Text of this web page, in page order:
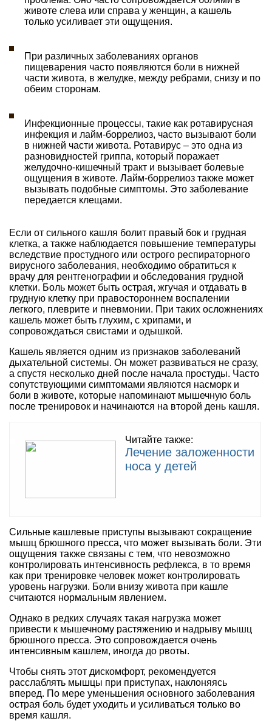
животе слева или справа у женщин, а кашель
только усиливает эти ощущения.
При различных заболеваниях органов
пищеварения часто появляются боли в нижней
части живота, в желудке, между ребрами, снизу и по
обеим сторонам.
Инфекционные процессы, такие как ротавирусная
инфекция и лайм-боррелиоз, часто вызывают боли
в нижней части живота. Ротавирус – это одна из
разновидностей гриппа, который поражает
желудочно-кишечный тракт и вызывает болевые
ощущения в животе. Лайм-боррелиоз также может
вызывать подобные симптомы. Это заболевание
передается клещами.
Если от сильного кашля болит правый бок и грудная
клетка, а также наблюдается повышение температуры
вследствие простудного или острого респираторного
вирусного заболевания, необходимо обратиться к
врачу для рентгенографии и обследования грудной
клетки. Боль может быть острая, жгучая и отдавать в
грудную клетку при правостороннем воспалении
легкого, плеврите и пневмонии. При таких осложнениях
кашель может быть глухим, с хрипами, и
сопровождаться свистами и одышкой.
Кашель является одним из признаков заболеваний
дыхательной системы. Он может развиваться не сразу,
а спустя несколько дней после начала простуды. Часто
сопутствующими симптомами являются насморк и
боли в животе, которые напоминают мышечную боль
после тренировок и начинаются на второй день кашля.
Читайте также:
Лечение заложенности
носа у детей
Сильные кашлевые приступы вызывают сокращение
мышц брюшного пресса, что может вызывать боли. Эти
ощущения также связаны с тем, что невозможно
контролировать интенсивность рефлекса, в то время
как при тренировке человек может контролировать
уровень нагрузки. Боли внизу живота при кашле
считаются нормальным явлением.
Однако в редких случаях такая нагрузка может
привести к мышечному растяжению и надрыву мышц
брюшного пресса. Это сопровождается очень
интенсивным кашлем, иногда до рвоты.
Чтобы снять этот дискомфорт, рекомендуется
расслаблять мышцы при приступах, наклоняясь
вперед. По мере уменьшения основного заболевания
острая боль будет уходить и усиливаться только во
время кашля.